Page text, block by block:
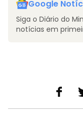
Google
Siga o Diário do
notícias em